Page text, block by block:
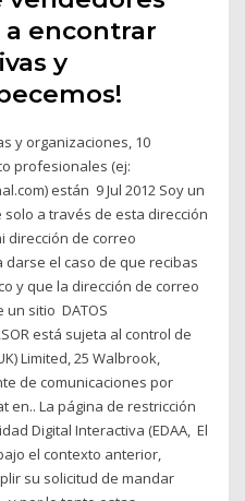
encontrar
y
y organizaciones, 10
profesionales (ej:
están 9 Jul 2012 Soy un
a través de esta dirección
dirección de correo
el caso de que recibas
y que la dirección de correo
sitio DATOS
está sujeta al control de
Limited, 25 Walbrook,
de comunicaciones por
en.. La página de restricción
Digital Interactiva (EDAA, El
el contexto anterior,
su solicitud de mandar